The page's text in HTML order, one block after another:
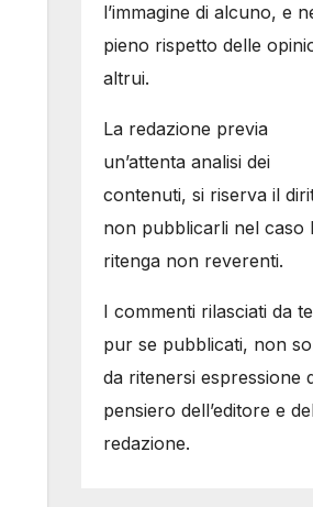
l’immagine di alcuno, e
pieno rispetto delle
altrui.
La redazione previa
un’attenta analisi dei
contenuti, si riserva il
non pubblicarli nel caso
ritenga non reverenti.
I commenti rilasciati da
pur se pubblicati, non
da ritenersi espressione
pensiero dell’editore e
redazione.